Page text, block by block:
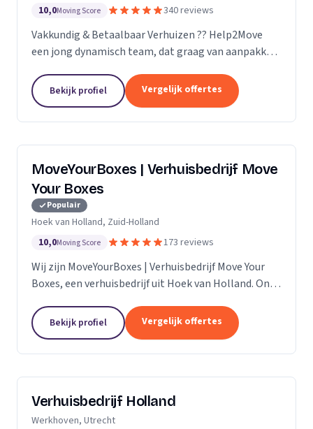
10,0Moving Score 340 reviews
Vakkundig & Betaalbaar Verhuizen ?? Help2Move
een jong dynamisch team, dat graag van aanpakken
Vraag naar de mogelijkheden.
Bekijk profiel Vergelijk offertes
MoveYourBoxes | Verhuisbedrijf Move
Your Boxes
Populair
Hoek van Holland, Zuid-Holland
10,0Moving Score 173 reviews
Wij zijn MoveYourBoxes | Verhuisbedrijf Move Your
Boxes, een verhuisbedrijf uit Hoek van Holland. Ons
Bekijk profiel Vergelijk offertes
Verhuisbedrijf Holland
Werkhoven, Utrecht